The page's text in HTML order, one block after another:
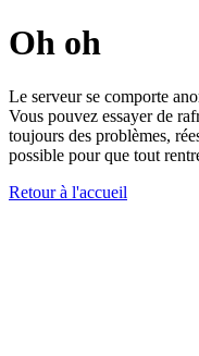
Oh oh
Le serveur se comporte
Vous pouvez essayer de
toujours des problèmes,
possible pour que tout
Retour à l'accueil